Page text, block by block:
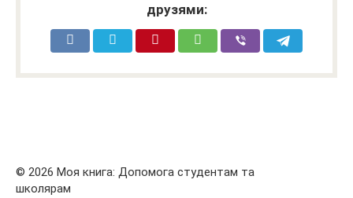
друзями:
© 2026 Моя книга: Допомога студентам та
школярам